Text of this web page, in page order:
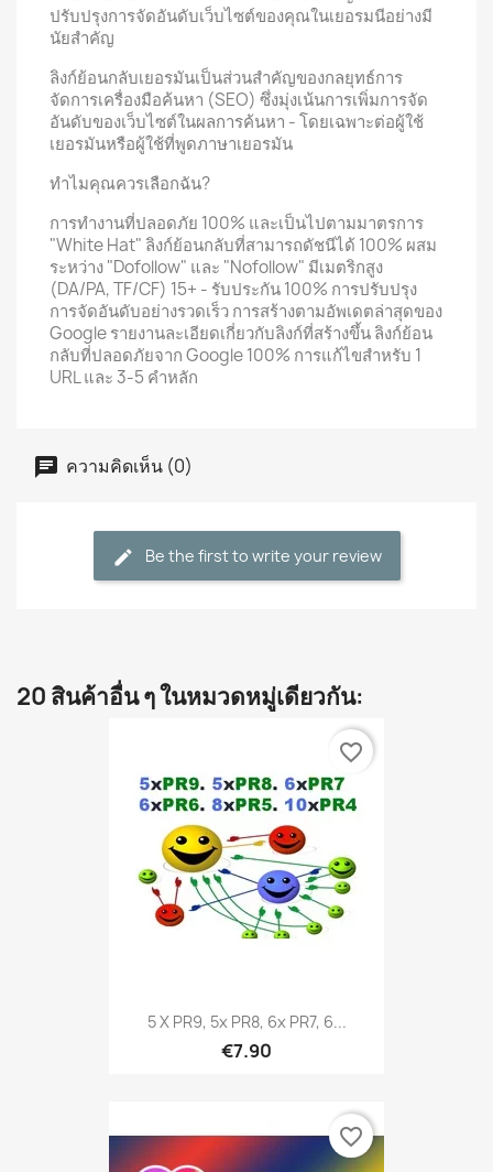
ปรับปรุงการจัดอันดับเว็บไซต์ของคุณในเยอรมนีอย่างมี
นัยสำคัญ
ลิงก์ย้อนกลับเยอรมันเป็นส่วนสำคัญของกลยุทธ์การ
จัดการเครื่องมือค้นหา (SEO) ซึ่งมุ่งเน้นการเพิ่มการจัด
อันดับของเว็บไซต์ในผลการค้นหา - โดยเฉพาะต่อผู้ใช้
เยอรมันหรือผู้ใช้ที่พูดภาษาเยอรมัน
ทำไมคุณควรเลือกฉัน?
การทำงานที่ปลอดภัย 100% และเป็นไปตามมาตรการ
"White Hat" ลิงก์ย้อนกลับที่สามารถดัชนีได้ 100% ผสม
ระหว่าง "Dofollow" และ "Nofollow" มีเมตริกสูง
(DA/PA, TF/CF) 15+ - รับประกัน 100% การปรับปรุง
การจัดอันดับอย่างรวดเร็ว การสร้างตามอัพเดตล่าสุดของ
Google รายงานละเอียดเกี่ยวกับลิงก์ที่สร้างขึ้น ลิงก์ย้อน
กลับที่ปลอดภัยจาก Google 100% การแก้ไขสำหรับ 1
URL และ 3-5 คำหลัก
ความคิดเห็น (0)
Be the first to write your review
20 สินค้าอื่น ๆ ในหมวดหมู่เดียวกัน:
5 X PR9, 5x PR8, 6x PR7, 6...
€7.90
favorite_border
favorite_border